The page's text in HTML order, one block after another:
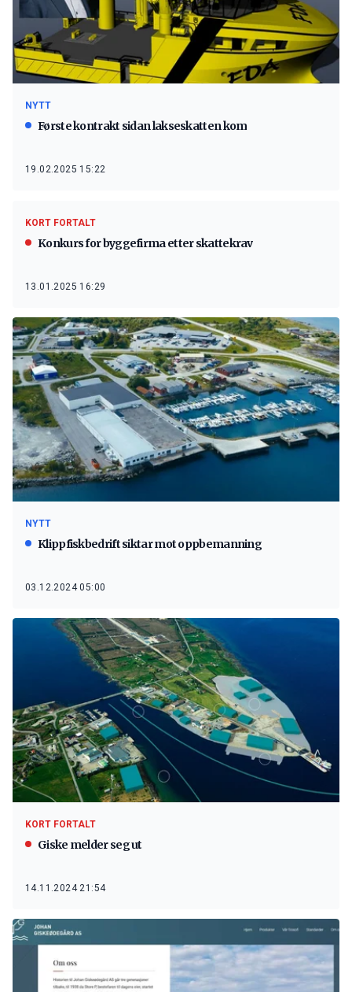
NYTT
Første kontrakt sidan lakseskatten kom
19.02.2025 15:22
KORT FORTALT
Konkurs for byggefirma etter skattekrav
13.01.2025 16:29
NYTT
Klippfiskbedrift siktar mot oppbemanning
03.12.2024 05:00
KORT FORTALT
Giske melder seg ut
14.11.2024 21:54